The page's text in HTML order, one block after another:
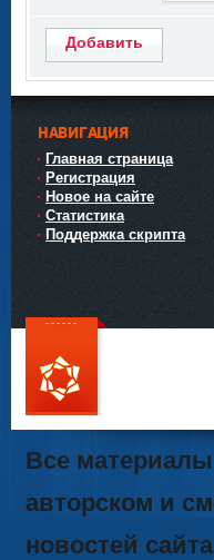
Добавить
НАВИГАЦИЯ
Главная страница
Регистрация
Новое на сайте
Статистика
Поддержка скрипта
111
Все
авторском и
новостей